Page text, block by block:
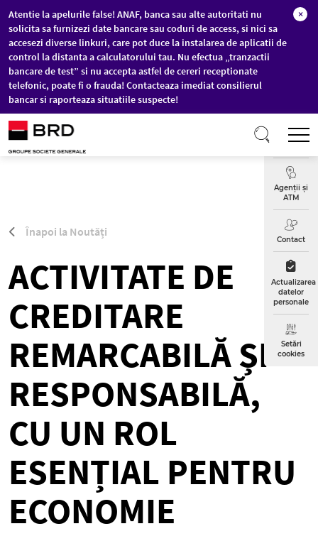
Sari la conținutul principal
Atentie la apelurile false! ANAF, banca sau alte autoritati nu
solicita sa furnizezi date bancare sau coduri de access, si nici sa
accesezi diverse linkuri, care pot duce la instalarea de aplicatii de
control la distanta a calculatorului tau. Nu efectua „tranzactii
bancare de test” si nu accepta astfel de cereri receptionate
telefonic, poate fi o frauda! Contacteaza imediat consilierul
bancar si raporteaza situatiile suspecte!
×
Curs
Agenții și
ATM
Contact
Actualizarea
datelor
personale
Setări
cookies
Înapoi la Noutăți
ACTIVITATE DE
CREDITARE
REMARCABILĂ ȘI
RESPONSABILĂ,
CU UN ROL
ESENȚIAL PENTRU
ECONOMIE